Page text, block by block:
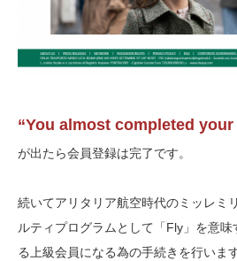
“You almost completed
が出たら会員登録は完了です。
続いてアリタリア航空時代のミッレミ
ルティプログラムとして「Fly」を意
る上級会員になる為の手続きを行います